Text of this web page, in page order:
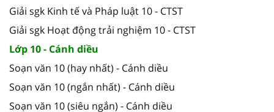
Giải sgk Kinh tế và Pháp luật 10 - CTST
Giải sgk Hoạt động trải nghiệm 10 - CTST
Lớp 10 - Cánh diều
Soạn văn 10 (hay nhất) - Cánh diều
Soạn văn 10 (ngắn nhất) - Cánh diều
Soạn văn 10 (siêu ngắn) - Cánh diều